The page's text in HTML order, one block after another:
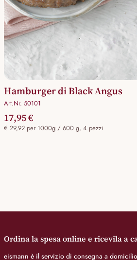
Hamburger di Black Angus
Art.Nr. 50101
17,95 €
€ 29,92 per 1000g / 600 g, 4 pezzi
Ordina la spesa online e ricevila a
eismann è il servizio di consegna a